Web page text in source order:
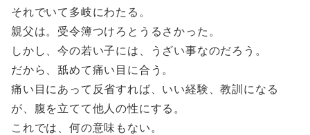
それでいて多岐にわたる。
親父は。受令簿つけろとうるさかった。
しかし、今の若い子には、うざい事なのだろう。
だから、舐めて痛い目に合う。
痛い目にあって反省すれば、いい経験、教訓になる
が、腹を立てて他人の性にする。
これでは、何の意味もない。